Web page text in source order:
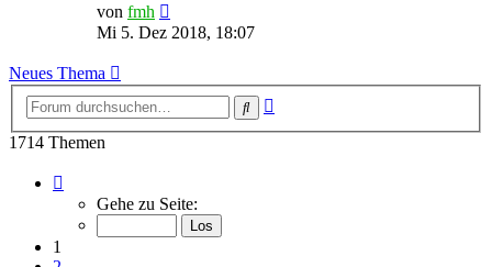
von fmh
Beitrag
Mi 5. Dez 2018, 18:07
Neues Thema
Suche
1714 Themen
von
Gehe zu Seite:
1